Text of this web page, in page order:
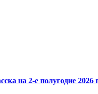
на 2-е полугодие 2026